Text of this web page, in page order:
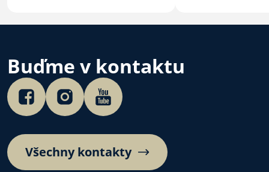
Buďme v kontaktu
Všechny kontakty